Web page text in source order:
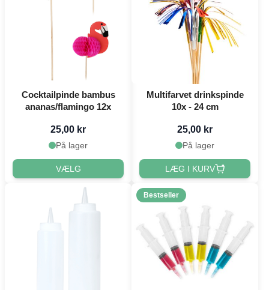
Cocktailpinde bambus
ananas/flamingo 12x
25,00 kr
På lager
VÆLG
Multifarvet drinkspinde
10x - 24 cm
25,00 kr
På lager
LÆG I KURV
Bestseller